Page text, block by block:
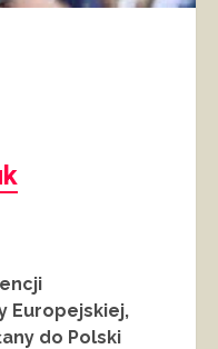
Europejskiej,
do Polski